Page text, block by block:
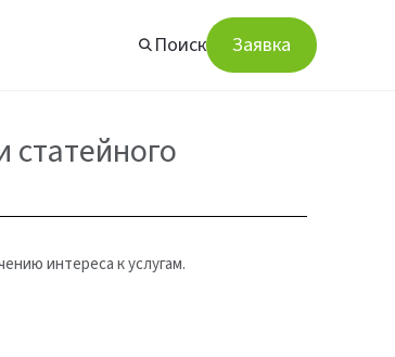
Поиск Заявка
интереса к услугам.